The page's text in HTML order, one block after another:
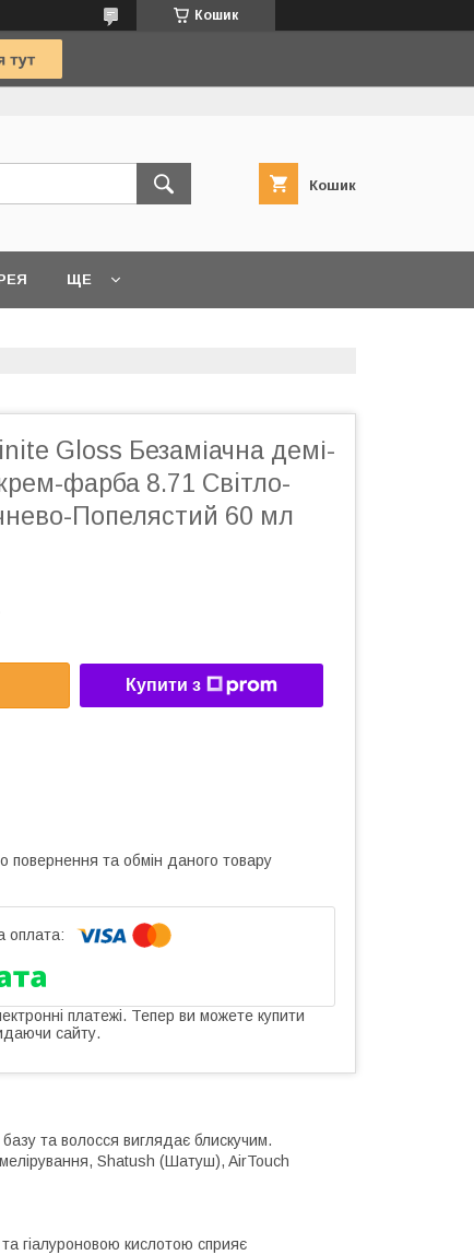
Кошик
Кошик
ЩЕ
Gloss Безаміачна демі-
фарба 8.71 Свiтло-
Попелястий 60 мл
Купити з
повернення та обмін даного товару
платежі. Тепер ви можете купити
сайту.
та волосся виглядає блискучим.
Shatush (Шатуш), AirTouch
гіалуроновою кислотою сприяє